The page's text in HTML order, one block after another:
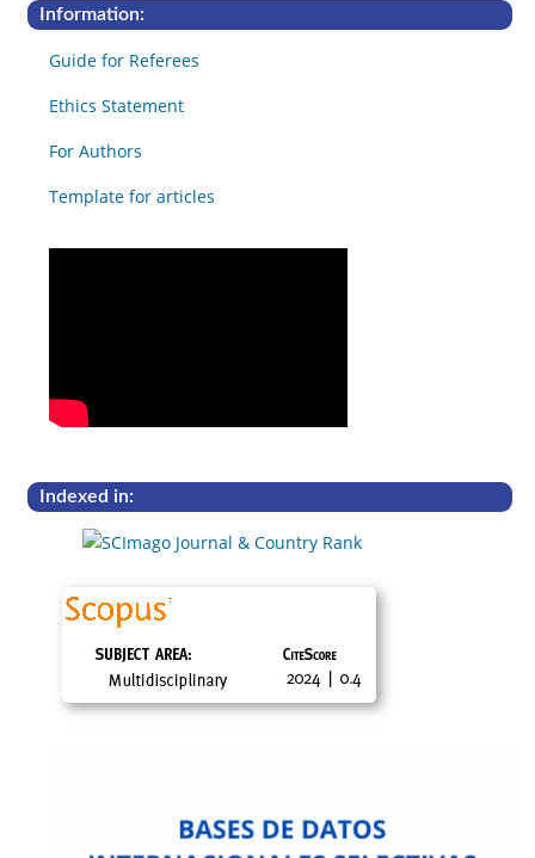
Information:
Guide for Referees
Ethics Statement
For Authors
Template for articles
Indexed in: